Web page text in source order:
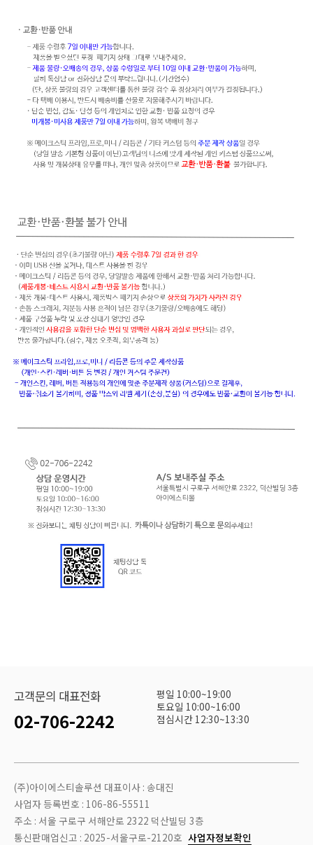
고객문의 대표전화
02-706-2242
평일 10:00~19:00
토요일 10:00~16:00
점심시간 12:30~13:30
(주)아이에스티솔루션 대표이사 : 송대진
사업자 등록번호 : 106-86-55511
주소 : 서울 구로구 서해안로 2322 덕산빌딩 3층
통신판매업신고 : 2025-서울구로-2120호 사업자정보확인